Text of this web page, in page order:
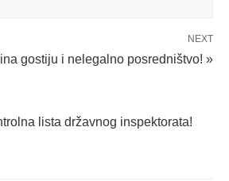
NEXT
gostiju i nelegalno posredništvo! »
lista državnog inspektorata!